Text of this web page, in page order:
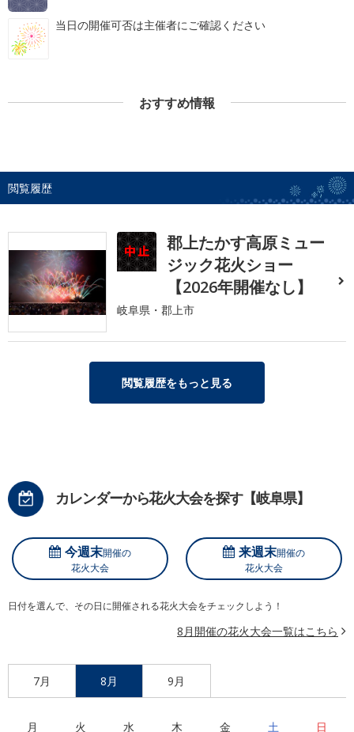
当日の開催可否は主催者にご確認ください
おすすめ情報
閲覧履歴
郡上たかす高原ミュー
ジック花火ショー
【2026年開催なし】
岐阜県・郡上市
閲覧履歴をもっと見る
カレンダーから花火大会を探す【岐阜県】
今週末開催の
花火大会
来週末開催の
花火大会
日付を選んで、その日に開催される花火大会をチェックしよう！
8月開催の花火大会一覧はこちら
7月 8月 9月
月 火 水 木 金 土 日